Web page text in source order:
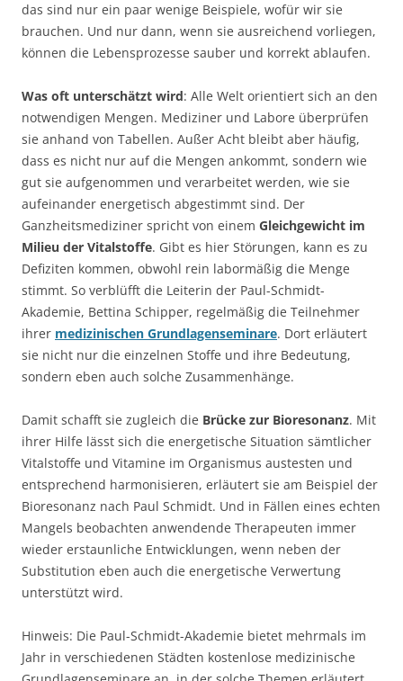
das sind nur ein paar wenige Beispiele, wofür wir sie
brauchen. Und nur dann, wenn sie ausreichend vorliegen,
können die Lebensprozesse sauber und korrekt ablaufen.
Was oft unterschätzt wird: Alle Welt orientiert sich an den
notwendigen Mengen. Mediziner und Labore überprüfen
sie anhand von Tabellen. Außer Acht bleibt aber häufig,
dass es nicht nur auf die Mengen ankommt, sondern wie
gut sie aufgenommen und verarbeitet werden, wie sie
aufeinander energetisch abgestimmt sind. Der
Ganzheitsmediziner spricht von einem Gleichgewicht im
Milieu der Vitalstoffe. Gibt es hier Störungen, kann es zu
Defiziten kommen, obwohl rein labormäßig die Menge
stimmt. So verblüfft die Leiterin der Paul-Schmidt-
Akademie, Bettina Schipper, regelmäßig die Teilnehmer
ihrer medizinischen Grundlagenseminare. Dort erläutert
sie nicht nur die einzelnen Stoffe und ihre Bedeutung,
sondern eben auch solche Zusammenhänge.
Damit schafft sie zugleich die Brücke zur Bioresonanz. Mit
ihrer Hilfe lässt sich die energetische Situation sämtlicher
Vitalstoffe und Vitamine im Organismus austesten und
entsprechend harmonisieren, erläutert sie am Beispiel der
Bioresonanz nach Paul Schmidt. Und in Fällen eines echten
Mangels beobachten anwendende Therapeuten immer
wieder erstaunliche Entwicklungen, wenn neben der
Substitution eben auch die energetische Verwertung
unterstützt wird.
Hinweis: Die Paul-Schmidt-Akademie bietet mehrmals im
Jahr in verschiedenen Städten kostenlose medizinische